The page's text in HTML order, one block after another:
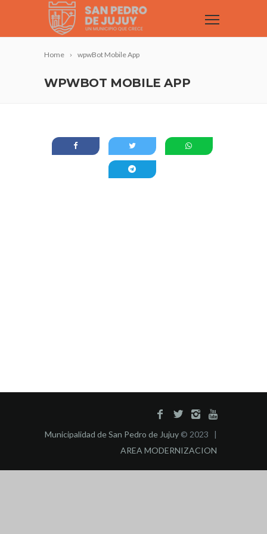
Home wpwBot Mobile App
WPWBOT MOBILE APP
Municipalidad de San Pedro de Jujuy © 2023 |
AREA MODERNIZACION